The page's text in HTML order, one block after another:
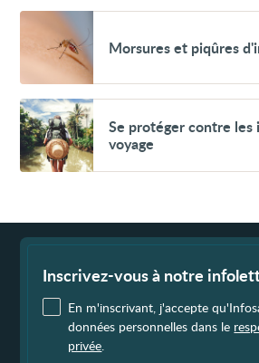
Voir
Morsures
piqûres
d'insectes
Morsures et piqûres
Voir
Se
protéger
contre
les
Se protéger contre
voyage
Inscrivez-vous à notre
En m'inscrivant, j'accepte
données personnelles dans le
privée.